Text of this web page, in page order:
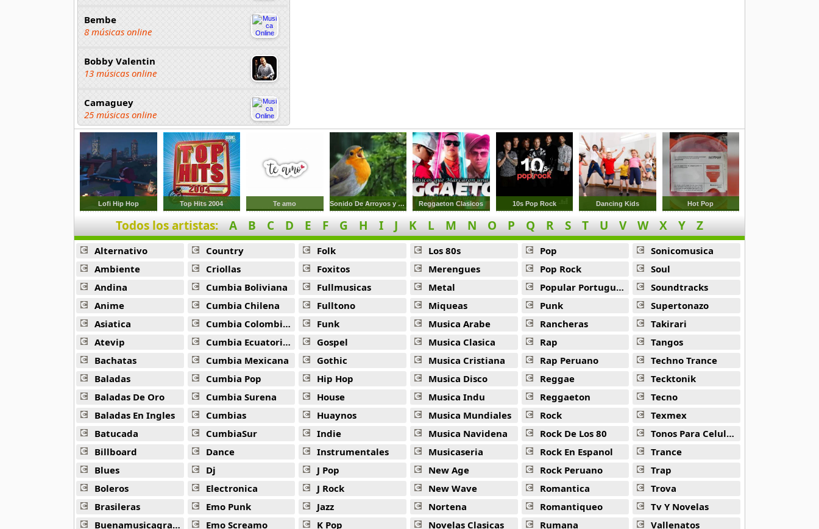
Bembe
8 músicas online
Bobby Valentin
13 músicas online
Camaguey
25 músicas online
Caribenos
140 músicas online
Caro Band
4 músicas online
Celia Cruz
71 músicas online
Charanga Habanera
100 músicas online
Choco Orta
7 músicas online
Costa Brava
8 músicas online
Dan Den
16 músicas online
Dani Daniel
21 músicas online
Danny Daniel
11 músicas online
Lofi Hip Hop Top Hits 2004 Te amo Sonido De Arroyos y Pajaros Reggaeton Clasicos 10s Pop Rock Dancing Kids Hot Pop
Todos los artistas: A B C D E F G H I J K L M N O P Q R S T U V W X Y Z
Alternativo
Ambiente
Andina
Anime
Asiatica
Atevip
Bachatas
Baladas
Baladas De Oro
Baladas En Ingles
Batucada
Billboard
Blues
Boleros
Brasileras
Buenamusicagratis
Country
Criollas
Cumbia Boliviana
Cumbia Chilena
Cumbia Colombiana
Cumbia Ecuatoriana
Cumbia Mexicana
Cumbia Pop
Cumbia Surena
Cumbias
CumbiaSur
Dance
Dj
Electronica
Emo Punk
Emo Screamo
Folk
Foxitos
Fullmusicas
Fulltono
Funk
Gospel
Gothic
Hip Hop
House
Huaynos
Indie
Instrumentales
J Pop
J Rock
Jazz
K Pop
Los 80s
Merengues
Metal
Miqueas
Musica Arabe
Musica Clasica
Musica Cristiana
Musica Disco
Musica Indu
Musica Mundiales
Musica Navidena
Musicaseria
New Age
New Wave
Nortena
Novelas Clasicas
Pop
Pop Rock
Popular Portuguesa
Punk
Rancheras
Rap
Rap Peruano
Reggae
Reggaeton
Rock
Rock De Los 80
Rock En Espanol
Rock Peruano
Romantica
Romantiqueo
Rumana
Sonicomusica
Soul
Soundtracks
Supertonazo
Takirari
Tangos
Techno Trance
Tecktonik
Tecno
Texmex
Tonos Para Celulares
Trance
Trap
Trova
Tv Y Novelas
Vallenatos